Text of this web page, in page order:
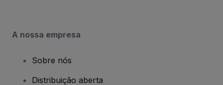
A nossa empresa
Sobre nós
Distribuição aberta